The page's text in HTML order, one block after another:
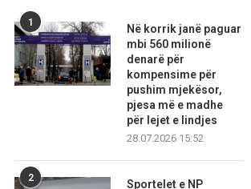
1
Në korrik janë paguar
mbi 560 milionë
denarë për
kompensime për
pushim mjekësor,
pjesa më e madhe
për lejet e lindjes
28.07.2026 15:52
2
Sportelet e NP